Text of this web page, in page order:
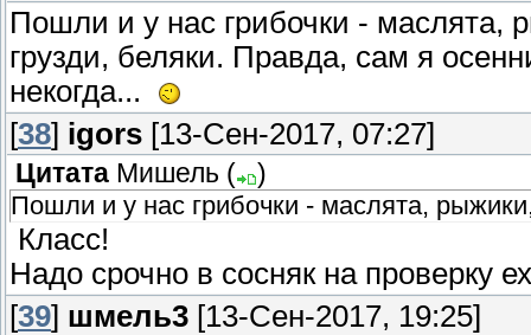
Пошли и у нас грибочки - маслята,
грузди, беляки. Правда, сам я
некогда...
[38] igors [13-Сен-2017, 07:27]
Цитата Мишель (
)
Пошли и у нас грибочки - маслята,
Класс!
Надо срочно в сосняк на проверку
[39] шмель3 [13-Сен-2017, 19:25]